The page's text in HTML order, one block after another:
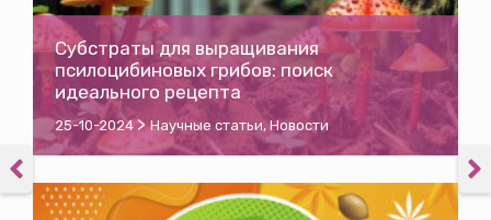
Субстраты для выращивания
псилоцибиновых грибов: поиск
идеального рецепта
25-10-2024 >Научные статьи,Новости